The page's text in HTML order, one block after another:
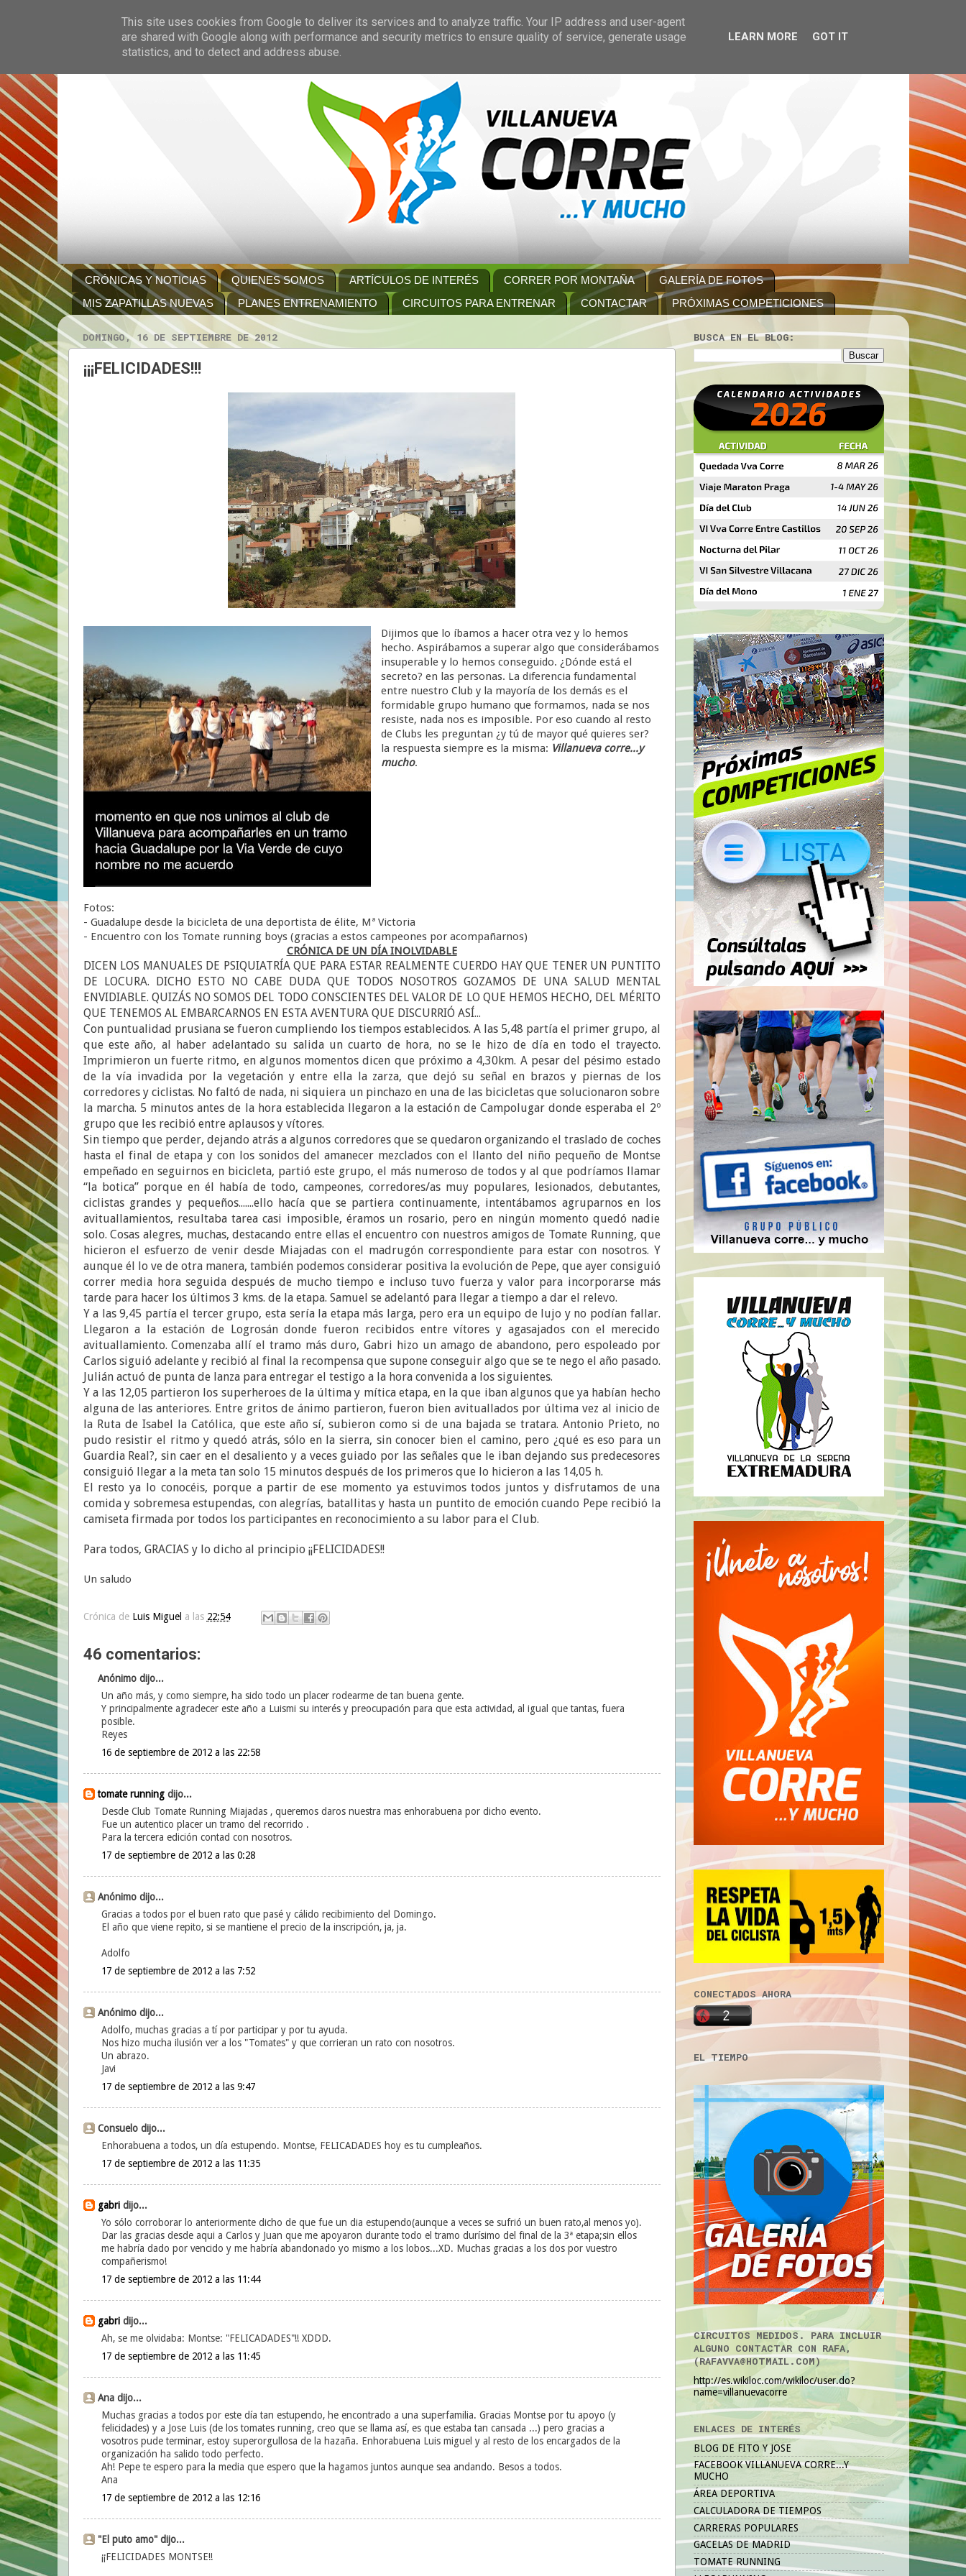
CRÓNICAS Y NOTICIAS QUIENES SOMOS ARTÍCULOS DE INTERÉS CORRER POR MONTAÑA
GALERÍA DE FOTOS
MIS ZAPATILLAS NUEVAS
PLANES ENTRENAMIENTO CIRCUITOS PARA ENTRENAR CONTACTAR PRÓXIMAS COMPETICIONES
DOMINGO, 16 DE SEPTIEMBRE DE 2012
¡¡¡FELICIDADES!!!
Dijimos que lo íbamos a hacer otra vez y lo hemos
hecho. Aspirábamos a superar algo que considerábamos
insuperable y lo hemos conseguido. ¿Dónde está el
secreto? en las personas. La diferencia fundamental
entre nuestro Club y la mayoría de los demás es el
formidable grupo humano que formamos, nada se nos
resiste, nada nos es imposible. Por eso cuando al resto
de Clubs les preguntan ¿y tú de mayor qué quieres ser?
la respuesta siempre es la misma: Villanueva corre...y
mucho.
Fotos:
- Guadalupe desde la bicicleta de una deportista de élite, Mª Victoria
- Encuentro con los Tomate running boys (gracias a estos campeones por acompañarnos)
CRÓNICA DE UN DÍA INOLVIDABLE
DICEN LOS MANUALES DE PSIQUIATRÍA QUE PARA ESTAR REALMENTE CUERDO HAY QUE TENER UN PUNTITO
DE LOCURA. DICHO ESTO NO CABE DUDA QUE TODOS NOSOTROS GOZAMOS DE UNA SALUD MENTAL
ENVIDIABLE. QUIZÁS NO SOMOS DEL TODO CONSCIENTES DEL VALOR DE LO QUE HEMOS HECHO, DEL MÉRITO
QUE TENEMOS AL EMBARCARNOS EN ESTA AVENTURA QUE DISCURRIÓ ASÍ...
Con puntualidad prusiana se fueron cumpliendo los tiempos establecidos. A las 5,48 partía el primer grupo, al
que este año, al haber adelantado su salida un cuarto de hora, no se le hizo de día en todo el trayecto.
Imprimieron un fuerte ritmo, en algunos momentos dicen que próximo a 4,30km. A pesar del pésimo estado
de la vía invadida por la vegetación y entre ella la zarza, que dejó su señal en brazos y piernas de los
corredores y ciclistas. No faltó de nada, ni siquiera un pinchazo en una de las bicicletas que solucionaron sobre
la marcha. 5 minutos antes de la hora establecida llegaron a la estación de Campolugar donde esperaba el 2º
grupo que les recibió entre aplausos y vítores.
Sin tiempo que perder, dejando atrás a algunos corredores que se quedaron organizando el traslado de coches
hasta el final de etapa y con los sonidos del amanecer mezclados con el llanto del niño pequeño de Montse
empeñado en seguirnos en bicicleta, partió este grupo, el más numeroso de todos y al que podríamos llamar
“la botica” porque en él había de todo, campeones, corredores/as muy populares, lesionados, debutantes,
ciclistas grandes y pequeños.......ello hacía que se partiera continuamente, intentábamos agruparnos en los
avituallamientos, resultaba tarea casi imposible, éramos un rosario, pero en ningún momento quedó nadie
solo. Cosas alegres, muchas, destacando entre ellas el encuentro con nuestros amigos de Tomate Running, que
hicieron el esfuerzo de venir desde Miajadas con el madrugón correspondiente para estar con nosotros. Y
aunque él lo ve de otra manera, también podemos considerar positiva la evolución de Pepe, que ayer consiguió
correr media hora seguida después de mucho tiempo e incluso tuvo fuerza y valor para incorporarse más
tarde para hacer los últimos 3 kms. de la etapa. Samuel se adelantó para llegar a tiempo a dar el relevo.
Y a las 9,45 partía el tercer grupo, esta sería la etapa más larga, pero era un equipo de lujo y no podían fallar.
Llegaron a la estación de Logrosán donde fueron recibidos entre vítores y agasajados con el merecido
avituallamiento. Comenzaba allí el tramo más duro, Gabri hizo un amago de abandono, pero espoleado por
Carlos siguió adelante y recibió al final la recompensa que supone conseguir algo que se te nego el año pasado.
Julián actuó de punta de lanza para entregar el testigo a la hora convenida a los siguientes.
Y a las 12,05 partieron los superheroes de la última y mítica etapa, en la que iban algunos que ya habían hecho
alguna de las anteriores. Entre gritos de ánimo partieron, fueron bien avituallados por última vez al inicio de
la Ruta de Isabel la Católica, que este año sí, subieron como si de una bajada se tratara. Antonio Prieto, no
pudo resistir el ritmo y quedó atrás, sólo en la sierra, sin conocer bien el camino, pero ¿qué es eso para un
Guardia Real?, sin caer en el desaliento y a veces guiado por las señales que le iban dejando sus predecesores
consiguió llegar a la meta tan solo 15 minutos después de los primeros que lo hicieron a las 14,05 h.
El resto ya lo conocéis, porque a partir de ese momento ya estuvimos todos juntos y disfrutamos de una
comida y sobremesa estupendas, con alegrías, batallitas y hasta un puntito de emoción cuando Pepe recibió la
camiseta firmada por todos los participantes en reconocimiento a su labor para el Club.
Para todos, GRACIAS y lo dicho al principio ¡¡FELICIDADES!!
Un saludo
Crónica de Luis Miguel a las 22:54
46 comentarios:
Anónimo dijo...
Un año más, y como siempre, ha sido todo un placer rodearme de tan buena gente.
Y principalmente agradecer este año a Luismi su interés y preocupación para que esta actividad, al igual que tantas, fuera
posible.
Reyes
16 de septiembre de 2012 a las 22:58
tomate runningdijo...
Desde Club Tomate Running Miajadas , queremos daros nuestra mas enhorabuena por dicho evento.
Fue un autentico placer un tramo del recorrido .
Para la tercera edición contad con nosotros.
17 de septiembre de 2012 a las 0:28
Anónimo dijo...
Gracias a todos por el buen rato que pasé y cálido recibimiento del Domingo.
El año que viene repito, si se mantiene el precio de la inscripción, ja, ja.
Adolfo
17 de septiembre de 2012 a las 7:52
Anónimo dijo...
Adolfo, muchas gracias a tí por participar y por tu ayuda.
Nos hizo mucha ilusión ver a los "Tomates" y que corrieran un rato con nosotros.
Un abrazo.
Javi
17 de septiembre de 2012 a las 9:47
Consuelo dijo...
Enhorabuena a todos, un día estupendo. Montse, FELICADADES hoy es tu cumpleaños.
17 de septiembre de 2012 a las 11:35
gabridijo...
Yo sólo corroborar lo anteriormente dicho de que fue un dia estupendo(aunque a veces se sufrió un buen rato,al menos yo).
Dar las gracias desde aqui a Carlos y Juan que me apoyaron durante todo el tramo durísimo del final de la 3ª etapa;sin ellos
me habría dado por vencido y me habría abandonado yo mismo a los lobos...XD. Muchas gracias a los dos por vuestro
compañerismo!
17 de septiembre de 2012 a las 11:44
gabridijo...
Ah, se me olvidaba: Montse: "FELICADADES"!! XDDD.
17 de septiembre de 2012 a las 11:45
Ana dijo...
Muchas gracias a todos por este día tan estupendo, he encontrado a una superfamilia. Gracias Montse por tu apoyo (y
felicidades) y a Jose Luis (de los tomates running, creo que se llama así, es que estaba tan cansada ...) pero gracias a
vosotros pude terminar, estoy superorgullosa de la hazaña. Enhorabuena Luis miguel y al resto de los encargados de la
organización ha salido todo perfecto.
Ah! Pepe te espero para la media que espero que la hagamos juntos aunque sea andando. Besos a todos.
Ana
17 de septiembre de 2012 a las 12:16
"El puto amo" dijo...
¡¡FELICIDADES MONTSE!!
BUSCA EN EL BLOG:
CONECTADOS AHORA
EL TIEMPO
CIRCUITOS MEDIDOS. PARA INCLUIR
ALGUNO CONTACTAR CON RAFA,
(RAFAVVA@HOTMAIL.COM)
http://es.wikiloc.com/wikiloc/user.do?
name=villanuevacorre
ENLACES DE INTERÉS
BLOG DE FITO Y JOSE
FACEBOOK VILLANUEVA CORRE...Y
MUCHO
ÁREA DEPORTIVA
CALCULADORA DE TIEMPOS
CARRERAS POPULARES
GACELAS DE MADRID
TOMATE RUNNING
This site uses cookies from Google to deliver its services and to analyze traffic. Your IP address and user-agent
are shared with Google along with performance and security metrics to ensure quality of service, generate usage
statistics, and to detect and address abuse.
LEARN MORE GOT IT